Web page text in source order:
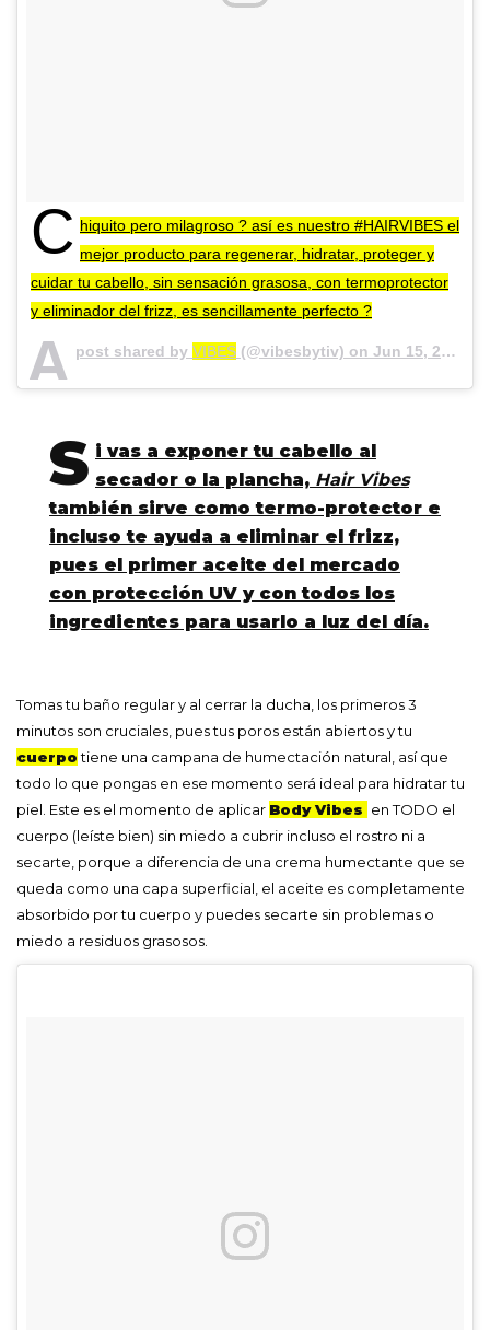
C hiquito pero milagroso ? así es nuestro #HAIRVIBES el
mejor producto para regenerar, hidratar, proteger y
cuidar tu cabello, sin sensación grasosa, con termoprotector
y eliminador del frizz, es sencillamente perfecto ?
A post shared by VIBES (@vibesbytiv) on Jun 15, 2018 at 11:45am PDT
S i vas a exponer tu cabello al
secador o la plancha, Hair Vibes
también sirve como termo-protector e
incluso te ayuda a eliminar el frizz,
pues el primer aceite del mercado
con protección UV y con todos los
ingredientes para usarlo a luz del día.
Tomas tu baño regular y al cerrar la ducha, los primeros 3
minutos son cruciales, pues tus poros están abiertos y tu
cuerpotiene una campana de humectación natural, así que
todo lo que pongas en ese momento será ideal para hidratar tu
piel. Este es el momento de aplicar Body Vibes en TODO el
cuerpo (leíste bien) sin miedo a cubrir incluso el rostro ni a
secarte, porque a diferencia de una crema humectante que se
queda como una capa superficial, el aceite es completamente
absorbido por tu cuerpo y puedes secarte sin problemas o
miedo a residuos grasosos.